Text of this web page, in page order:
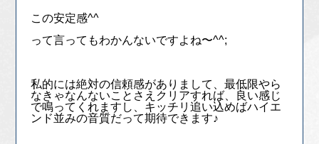
この安定感^^
って言ってもわかんないですよね〜^^;
私的には絶対の信頼感がありまして、最低限やら
なきゃなんないことさえクリアすれば、良い感じ
で鳴ってくれますし、キッチリ追い込めばハイエ
ンド並みの音質だって期待できます♪